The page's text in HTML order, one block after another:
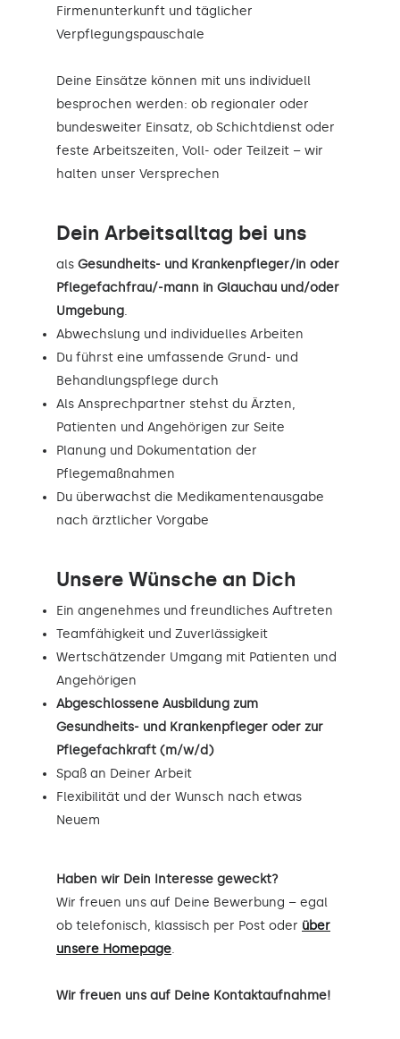
Firmenunterkunft und täglicher
Verpflegungspauschale
Deine Einsätze können mit uns individuell
besprochen werden: ob regionaler oder
bundesweiter Einsatz, ob Schichtdienst oder
feste Arbeitszeiten, Voll- oder Teilzeit – wir
halten unser Versprechen
Dein Arbeitsalltag bei uns
als Gesundheits- und Krankenpfleger/in oder
Pflegefachfrau/-mann in Glauchau und/oder
Umgebung.
Abwechslung und individuelles Arbeiten
Du führst eine umfassende Grund- und
Behandlungspflege durch
Als Ansprechpartner stehst du Ärzten,
Patienten und Angehörigen zur Seite
Planung und Dokumentation der
Pflegemaßnahmen
Du überwachst die Medikamentenausgabe
nach ärztlicher Vorgabe
Unsere Wünsche an Dich
Ein angenehmes und freundliches Auftreten
Teamfähigkeit und Zuverlässigkeit
Wertschätzender Umgang mit Patienten und
Angehörigen
Abgeschlossene Ausbildung zum
Gesundheits- und Krankenpfleger oder zur
Pflegefachkraft (m/w/d)
Spaß an Deiner Arbeit
Flexibilität und der Wunsch nach etwas
Neuem
Haben wir Dein Interesse geweckt?
Wir freuen uns auf Deine Bewerbung – egal
ob telefonisch, klassisch per Post oder über
unsere Homepage.
Wir freuen uns auf Deine Kontaktaufnahme!